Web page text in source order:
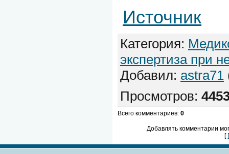
Источник
Категория:
экспертиза при
Добавил: astra71
Просмотров:
Всего комментариев: 0
Добавлять комментарии
[